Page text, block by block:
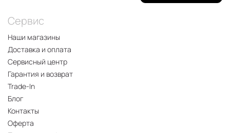
Сервис
Наши магазины
Доставка и оплата
Сервисный центр
Гарантия и возврат
Trade-In
Блог
Контакты
Оферта